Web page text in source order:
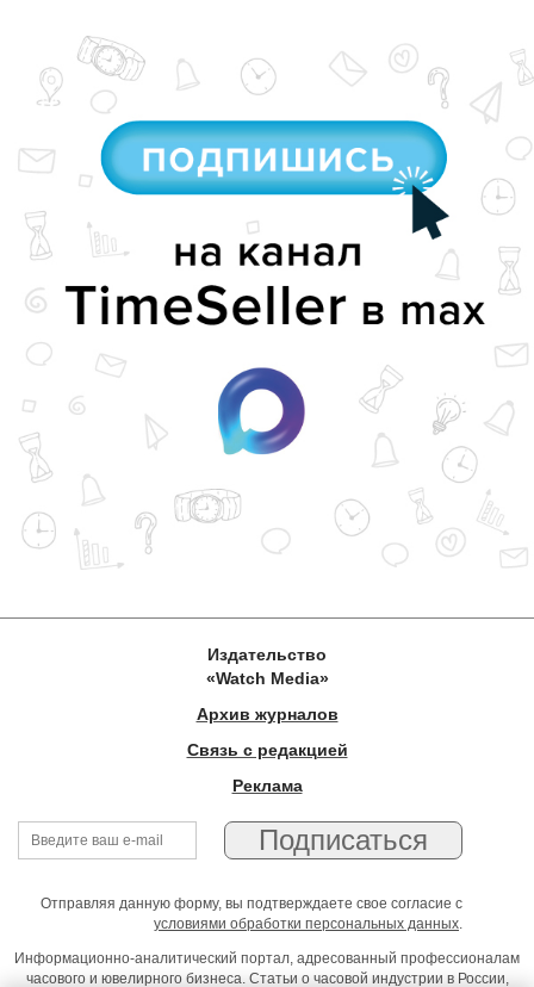
Издательство
«Watch Media»
Архив журналов
Связь с редакцией
Реклама
Отправляя данную форму, вы подтверждаете свое согласие с
условиями обработки персональных данных.
Информационно-аналитический портал, адресованный профессионалам
часового и ювелирного бизнеса. Статьи о часовой индустрии в России,